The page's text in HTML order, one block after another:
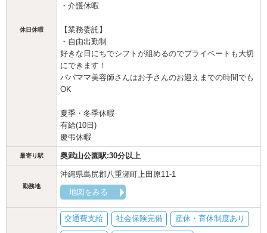
休日休暇
・介護休暇
【業務委託】
・自由出勤制
好きな日にちでシフトが組めるのでプライベートも大切
にできます！
パパママ美容師さんはお子さんのお迎えまでの時間でも
OK
夏季・冬季休暇
有給(10日)
慶弔休暇
最寄り駅 奥武山公園駅:30分以上
勤務地
沖縄県島尻郡八重瀬町上田原11-1
地図をみる
交通費支給 社会保険完備 産休・育休制度あり